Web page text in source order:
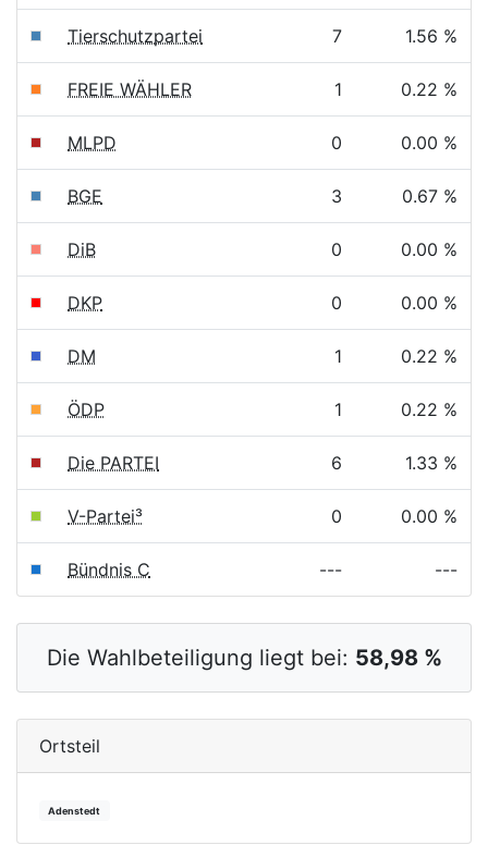
Tierschutzpartei 7 1.56 %
FREIE WÄHLER 1 0.22 %
MLPD 0 0.00 %
BGE 3 0.67 %
DiB 0 0.00 %
DKP 0 0.00 %
DM 1 0.22 %
ÖDP 1 0.22 %
Die PARTEI 6 1.33 %
V-Partei³ 0 0.00 %
Bündnis C --- ---
Die Wahlbeteiligung liegt bei: 58,98 %
Ortsteil
Adenstedt